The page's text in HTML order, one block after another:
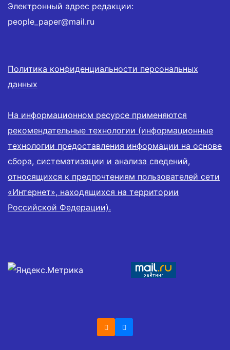
Электронный адрес редакции:
people_paper@mail.ru
Политика конфиденциальности персональных
данных
На информационном ресурсе применяются
рекомендательные технологии (информационные
технологии предоставления информации на основе
сбора, систематизации и анализа сведений,
относящихся к предпочтениям пользователей сети
«Интернет», находящихся на территории
Российской Федерации).